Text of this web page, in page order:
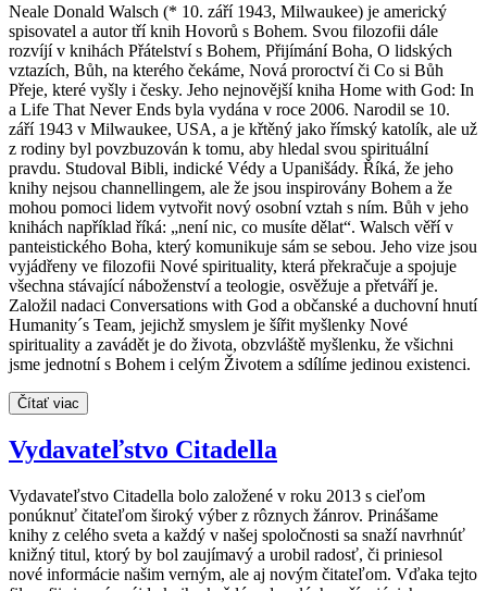
Neale Donald Walsch (* 10. září 1943, Milwaukee) je americký
spisovatel a autor tří knih Hovorů s Bohem. Svou filozofii dále
rozvíjí v knihách Přátelství s Bohem, Přijímání Boha, O lidských
vztazích, Bůh, na kterého čekáme, Nová proroctví či Co si Bůh
Přeje, které vyšly i česky. Jeho nejnovější kniha Home with God: In
a Life That Never Ends byla vydána v roce 2006. Narodil se 10.
září 1943 v Milwaukee, USA, a je křtěný jako římský katolík, ale už
z rodiny byl povzbuzován k tomu, aby hledal svou spirituální
pravdu. Studoval Bibli, indické Védy a Upanišády. Říká, že jeho
knihy nejsou channellingem, ale že jsou inspirovány Bohem a že
mohou pomoci lidem vytvořit nový osobní vztah s ním. Bůh v jeho
knihách například říká: „není nic, co musíte dělat“. Walsch věří v
panteistického Boha, který komunikuje sám se sebou. Jeho vize jsou
vyjádřeny ve filozofii Nové spirituality, která překračuje a spojuje
všechna stávající náboženství a teologie, osvěžuje a přetváří je.
Založil nadaci Conversations with God a občanské a duchovní hnutí
Humanity´s Team, jejichž smyslem je šířit myšlenky Nové
spirituality a zavádět je do života, obzvláště myšlenku, že všichni
jsme jednotní s Bohem i celým Životem a sdílíme jedinou existenci.
Čítať viac
Vydavateľstvo Citadella
Vydavateľstvo Citadella bolo založené v roku 2013 s cieľom
ponúknuť čitateľom široký výber z rôznych žánrov. Prinášame
knihy z celého sveta a každý v našej spoločnosti sa snaží navrhnúť
knižný titul, ktorý by bol zaujímavý a urobil radosť, či priniesol
nové informácie našim verným, ale aj novým čitateľom. Vďaka tejto